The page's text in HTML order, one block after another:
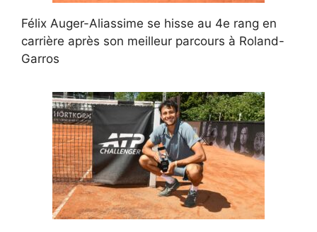
Félix Auger-Aliassime se hisse au 4e rang en
carrière après son meilleur parcours à Roland-
Garros